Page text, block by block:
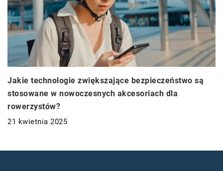
Jakie technologie zwiększające bezpieczeństwo są
stosowane w nowoczesnych akcesoriach dla
rowerzystów?
21 kwietnia 2025